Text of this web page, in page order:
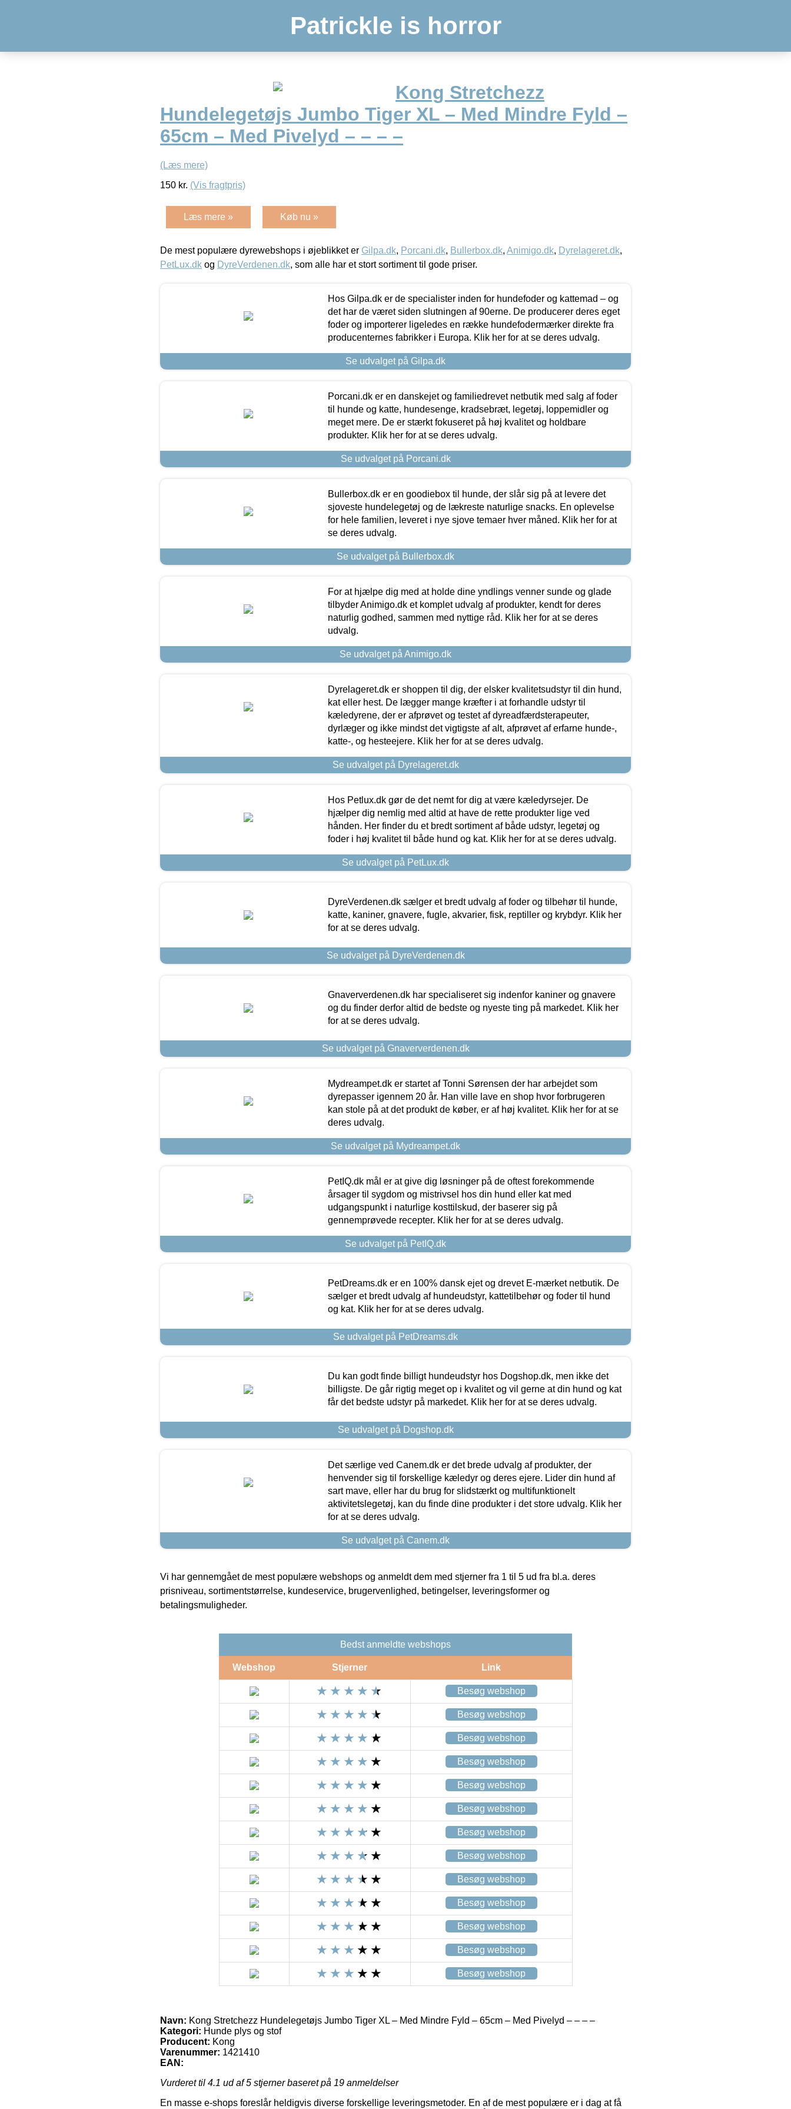
Patrickle is horror
Kong Stretchezz
Hundelegetøjs Jumbo Tiger XL – Med Mindre Fyld –
65cm – Med Pivelyd – – – –
(Læs mere)
150 kr. (Vis fragtpris)
Læs mere » Køb nu »
De mest populære dyrewebshops i øjeblikket er Gilpa.dk, Porcani.dk, Bullerbox.dk, Animigo.dk, Dyrelageret.dk,
PetLux.dk og DyreVerdenen.dk, som alle har et stort sortiment til gode priser.
Hos Gilpa.dk er de specialister inden for hundefoder og kattemad – og
det har de været siden slutningen af 90erne. De producerer deres eget
foder og importerer ligeledes en række hundefodermærker direkte fra
producenternes fabrikker i Europa. Klik her for at se deres udvalg.
Se udvalget på Gilpa.dk
Porcani.dk er en danskejet og familiedrevet netbutik med salg af foder
til hunde og katte, hundesenge, kradsebræt, legetøj, loppemidler og
meget mere. De er stærkt fokuseret på høj kvalitet og holdbare
produkter. Klik her for at se deres udvalg.
Se udvalget på Porcani.dk
Bullerbox.dk er en goodiebox til hunde, der slår sig på at levere det
sjoveste hundelegetøj og de lækreste naturlige snacks. En oplevelse
for hele familien, leveret i nye sjove temaer hver måned. Klik her for at
se deres udvalg.
Se udvalget på Bullerbox.dk
For at hjælpe dig med at holde dine yndlings venner sunde og glade
tilbyder Animigo.dk et komplet udvalg af produkter, kendt for deres
naturlig godhed, sammen med nyttige råd. Klik her for at se deres
udvalg.
Se udvalget på Animigo.dk
Dyrelageret.dk er shoppen til dig, der elsker kvalitetsudstyr til din hund,
kat eller hest. De lægger mange kræfter i at forhandle udstyr til
kæledyrene, der er afprøvet og testet af dyreadfærdsterapeuter,
dyrlæger og ikke mindst det vigtigste af alt, afprøvet af erfarne hunde-,
katte-, og hesteejere. Klik her for at se deres udvalg.
Se udvalget på Dyrelageret.dk
Hos Petlux.dk gør de det nemt for dig at være kæledyrsejer. De
hjælper dig nemlig med altid at have de rette produkter lige ved
hånden. Her finder du et bredt sortiment af både udstyr, legetøj og
foder i høj kvalitet til både hund og kat. Klik her for at se deres udvalg.
Se udvalget på PetLux.dk
DyreVerdenen.dk sælger et bredt udvalg af foder og tilbehør til hunde,
katte, kaniner, gnavere, fugle, akvarier, fisk, reptiller og krybdyr. Klik her
for at se deres udvalg.
Se udvalget på DyreVerdenen.dk
Gnaververdenen.dk har specialiseret sig indenfor kaniner og gnavere
og du finder derfor altid de bedste og nyeste ting på markedet. Klik her
for at se deres udvalg.
Se udvalget på Gnaververdenen.dk
Mydreampet.dk er startet af Tonni Sørensen der har arbejdet som
dyrepasser igennem 20 år. Han ville lave en shop hvor forbrugeren
kan stole på at det produkt de køber, er af høj kvalitet. Klik her for at se
deres udvalg.
Se udvalget på Mydreampet.dk
PetIQ.dk mål er at give dig løsninger på de oftest forekommende
årsager til sygdom og mistrivsel hos din hund eller kat med
udgangspunkt i naturlige kosttilskud, der baserer sig på
gennemprøvede recepter. Klik her for at se deres udvalg.
Se udvalget på PetIQ.dk
PetDreams.dk er en 100% dansk ejet og drevet E-mærket netbutik. De
sælger et bredt udvalg af hundeudstyr, kattetilbehør og foder til hund
og kat. Klik her for at se deres udvalg.
Se udvalget på PetDreams.dk
Du kan godt finde billigt hundeudstyr hos Dogshop.dk, men ikke det
billigste. De går rigtig meget op i kvalitet og vil gerne at din hund og kat
får det bedste udstyr på markedet. Klik her for at se deres udvalg.
Se udvalget på Dogshop.dk
Det særlige ved Canem.dk er det brede udvalg af produkter, der
henvender sig til forskellige kæledyr og deres ejere. Lider din hund af
sart mave, eller har du brug for slidstærkt og multifunktionelt
aktivitetslegetøj, kan du finde dine produkter i det store udvalg. Klik her
for at se deres udvalg.
Se udvalget på Canem.dk
Vi har gennemgået de mest populære webshops og anmeldt dem med stjerner fra 1 til 5 ud fra bl.a. deres
prisniveau, sortimentstørrelse, kundeservice, brugervenlighed, betingelser, leveringsformer og
betalingsmuligheder.
Bedst anmeldte webshops
Webshop Stjerner Link
Besøg webshop
Besøg webshop
Besøg webshop
Besøg webshop
Besøg webshop
Besøg webshop
Besøg webshop
Besøg webshop
Besøg webshop
Besøg webshop
Besøg webshop
Besøg webshop
Besøg webshop
Navn: Kong Stretchezz Hundelegetøjs Jumbo Tiger XL – Med Mindre Fyld – 65cm – Med Pivelyd – – – –
Kategori: Hunde plys og stof
Producent: Kong
Varenummer: 1421410
EAN:
Vurderet til 4.1 ud af 5 stjerner baseret på 19 anmeldelser
En masse e-shops foreslår heldigvis diverse forskellige leveringsmetoder. En af de mest populære er i dag at få